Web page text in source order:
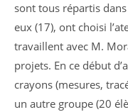
sont tous répartis
eux (17), ont choisi
travaillent avec M.
projets. En ce début
crayons (mesures,
un autre groupe (20